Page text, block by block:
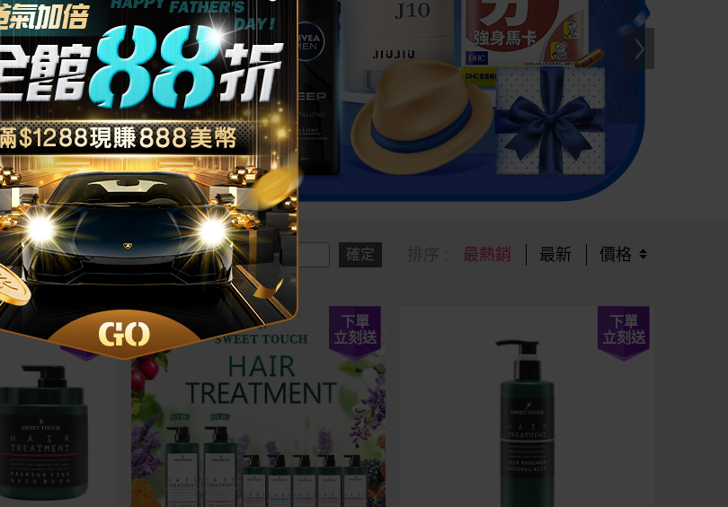
最熱銷 最新 價格
價格區間 : 確定
下單
立刻送
下單
立刻送
下單
立刻送